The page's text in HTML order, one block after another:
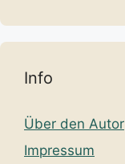
Info
Über den Autor
Impressum